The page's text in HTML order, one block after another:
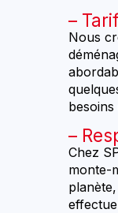
Nous
Chez
monte-